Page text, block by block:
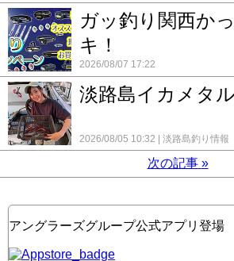
ガッ釣り関西か
キ！
2026/08/07 17:22
淡路島イカメタル
2026/08/05 10:32 淡路島釣り情報
次の記事 »
アングラーズグループ公式アプリ登場